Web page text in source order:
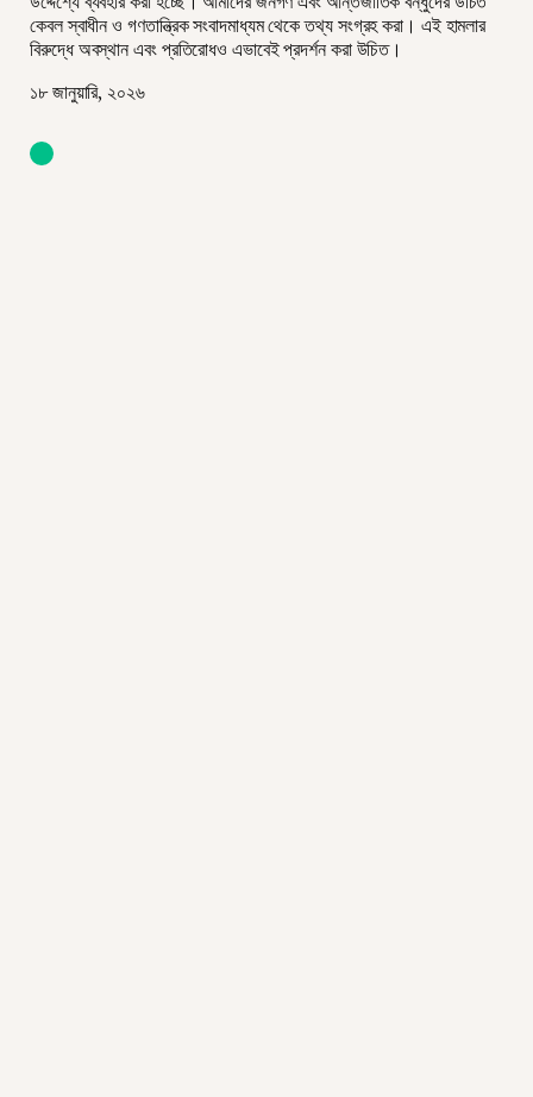
কেবল স্বাধীন ও গণতান্ত্রিক সংবাদমাধ্যম থেকে তথ্য সংগ্রহ করা। এই হামলার
বিরুদ্ধে অবস্থান এবং প্রতিরোধও এভাবেই প্রদর্শন করা উচিত।
১৮ জানুয়ারি, ২০২৬